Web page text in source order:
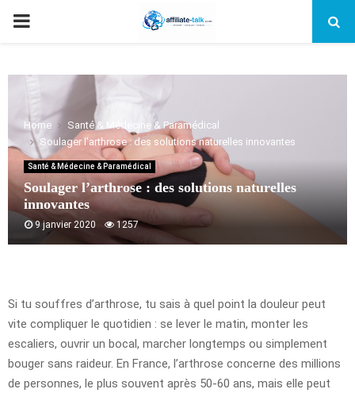
PRIMARY
Home
Santé & Médecine & Paramédical
Soulager l’arthrose : des solutions naturelles innovantes
Santé & Médecine & Paramédical
Soulager l’arthrose : des solutions naturelles
innovantes
9 janvier 2020 1257
Si tu souffres d’arthrose, tu sais à quel point la douleur peut
vite compliquer le quotidien : se lever le matin, monter les
escaliers, ouvrir un bocal, marcher longtemps ou simplement
bouger sans raideur. En France, l’arthrose concerne des millions
de personnes, le plus souvent après 50-60 ans, mais elle peut